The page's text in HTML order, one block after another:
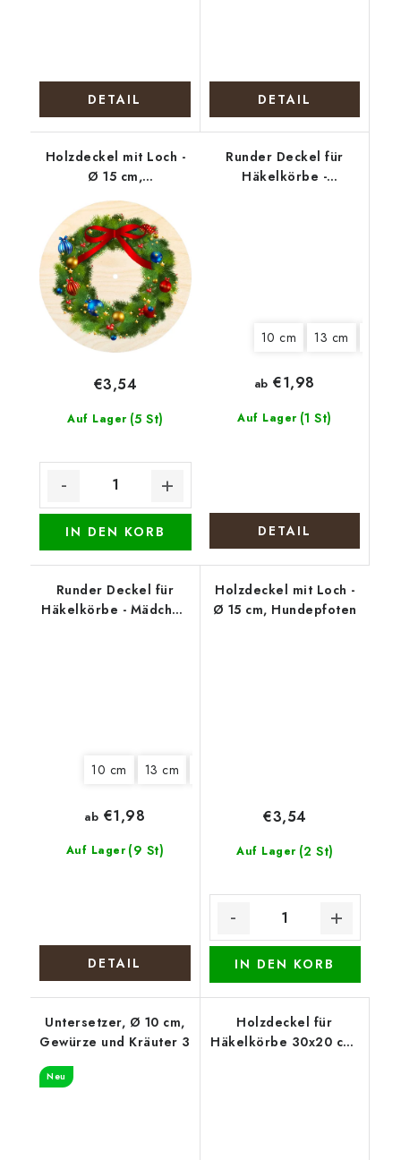
DETAIL DETAIL
Holzdeckel mit Loch -
Ø 15 cm,
Weihnachtskranz mit
Schleife
Auf Lager (5 St)
€3,54
IN DEN KORB
Runder Deckel für
Häkelkörbe -
10 cm 13 cm
Auf Lager (1 St)
ab €1,98
DETAIL
Runder Deckel für
Häkelkörbe - Mädchen
10 cm 13 cm
Auf Lager (9 St)
ab €1,98
DETAIL
Holzdeckel mit Loch -
Ø 15 cm, Hundepfoten
Auf Lager (2 St)
€3,54
IN DEN KORB
Untersetzer, Ø 10 cm,
Gewürze und Kräuter 3
Neu
Holzdeckel für
Häkelkörbe 30x20 cm,